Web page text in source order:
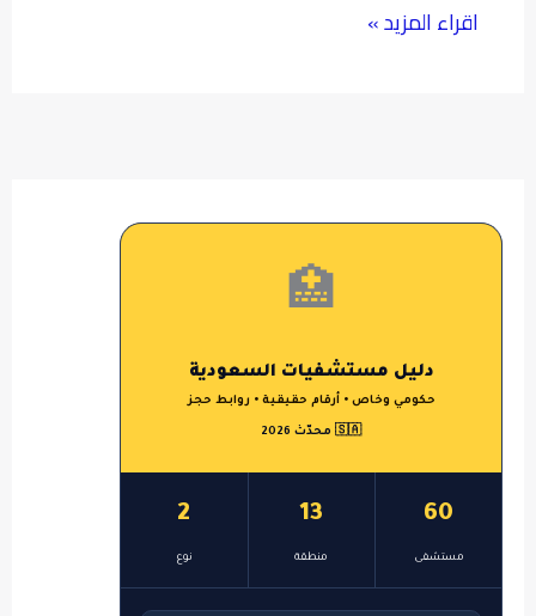
اقراء المزيد »
🏥
دليل مستشفيات السعودية
حكومي وخاص • أرقام حقيقية • روابط حجز
🇸🇦 محدّث 2026
60
مستشفى
13
منطقة
2
نوع